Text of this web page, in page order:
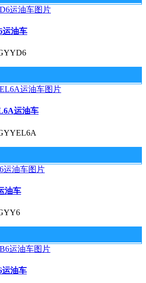
运油车
运油车
油车
运油车